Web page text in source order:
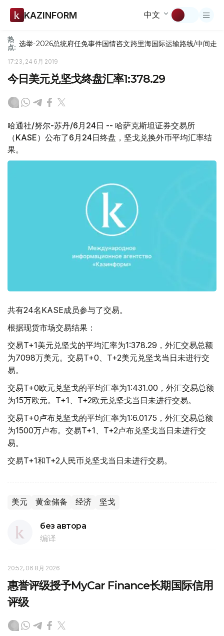
KAZINFORM 中文
热
点: 选举-2026总统府任免事件国情咨文跨里海国际运输路线/中间走廊
17:23, 24 6月 2019
今日美元兑坚戈终盘汇率1:378.29
哈通社/努尔-苏丹/6月24日 -- 哈萨克斯坦证券交易所
（KASE）公布了6月24日终盘，坚戈兑换外币平均汇率结
果。
共有24名KASE成员参与了交易。
根据现货市场交易结果：
交易T+1美元兑坚戈的平均汇率为1:378.29，外汇交易总额
为7098万美元。交易T+0、T+2美元兑坚戈当日未进行交
易。
交易T+0欧元兑坚戈的平均汇率为1:431.00，外汇交易总额
为15万欧元。T+1、T+2欧元兑坚戈当日未进行交易。
交易T+0卢布兑坚戈的平均汇率为1:6.0175，外汇交易总额
为1500万卢布。交易T+1、T+2卢布兑坚戈当日未进行交
易。
交易T+1和T+2人民币兑坚戈当日未进行交易。
美元 黄金储备 经济 坚戈
без автора
编译
20:52, 06 8月 2026
惠誉评级授予MyCar Finance长期国际信用
评级